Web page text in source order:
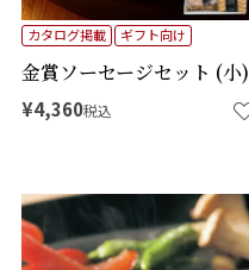
金賞ソーセージセット (小)
カタログ掲載 ギフト向け
¥4,360税込